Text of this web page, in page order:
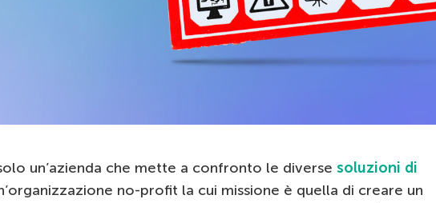
un’azienda che mette a confronto le diverse soluzioni di
no-profit la cui missione è quella di creare un